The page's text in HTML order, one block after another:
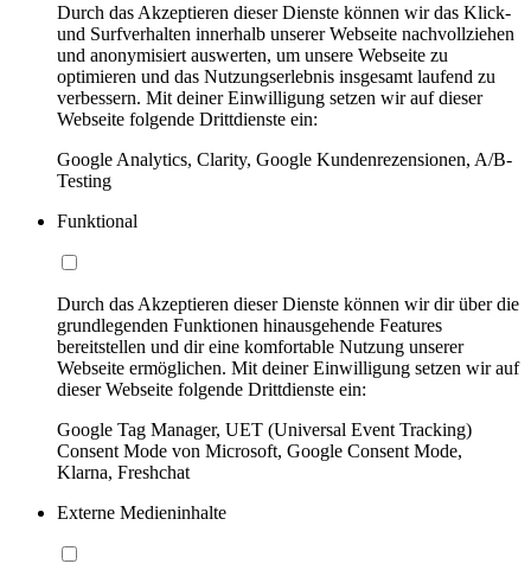
Durch das Akzeptieren dieser Dienste können wir das Klick-
und Surfverhalten innerhalb unserer Webseite nachvollziehen
und anonymisiert auswerten, um unsere Webseite zu
optimieren und das Nutzungserlebnis insgesamt laufend zu
verbessern. Mit deiner Einwilligung setzen wir auf dieser
Webseite folgende Drittdienste ein:
Google Analytics, Clarity, Google Kundenrezensionen, A/B-
Testing
Funktional
Durch das Akzeptieren dieser Dienste können wir dir über die
grundlegenden Funktionen hinausgehende Features
bereitstellen und dir eine komfortable Nutzung unserer
Webseite ermöglichen. Mit deiner Einwilligung setzen wir auf
dieser Webseite folgende Drittdienste ein:
Google Tag Manager, UET (Universal Event Tracking)
Consent Mode von Microsoft, Google Consent Mode,
Klarna, Freshchat
Externe Medieninhalte